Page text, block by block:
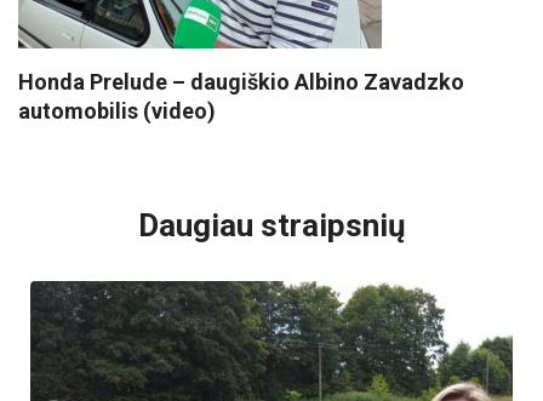
Honda Prelude – daugiškio Albino Zavadzko
automobilis (video)
Daugiau straipsnių